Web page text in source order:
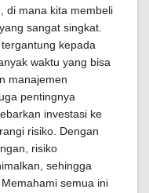
di mana kita membeli
sangat singkat.
kepada
waktu yang bisa
manajemen
pentingnya
investasi ke
risiko. Dengan
risiko
sehingga
semua ini